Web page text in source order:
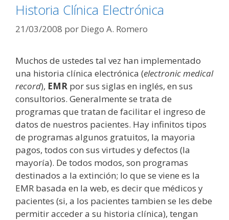
Historia Clínica Electrónica
21/03/2008 por Diego A. Romero
Muchos de ustedes tal vez han implementado
una historia clínica electrónica (electronic medical
record), EMR por sus siglas en inglés, en sus
consultorios. Generalmente se trata de
programas que tratan de facilitar el ingreso de
datos de nuestros pacientes. Hay infinitos tipos
de programas algunos gratuitos, la mayoria
pagos, todos con sus virtudes y defectos (la
mayoría). De todos modos, son programas
destinados a la extinción; lo que se viene es la
EMR basada en la web, es decir que médicos y
pacientes (si, a los pacientes tambien se les debe
permitir acceder a su historia clínica), tengan